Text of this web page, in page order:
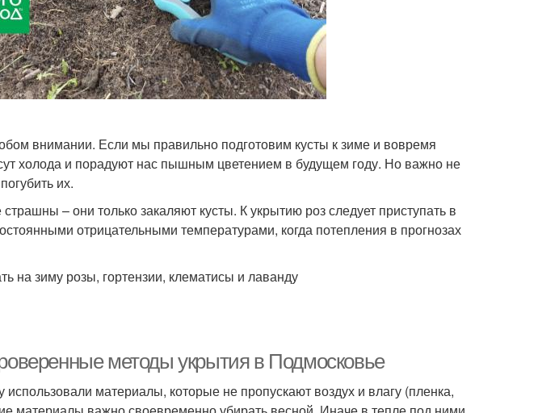
внимании. Если мы правильно подготовим кусты к зиме и вовремя
холода и порадуют нас пышным цветением в будущем году. Но важно не
их.
– они только закаляют кусты. К укрытию роз следует приступать в
отрицательными температурами, когда потепления в прогнозах
на зиму розы, гортензии, клематисы и лаванду
методы укрытия в Подмосковье
материалы, которые не пропускают воздух и влагу (пленка,